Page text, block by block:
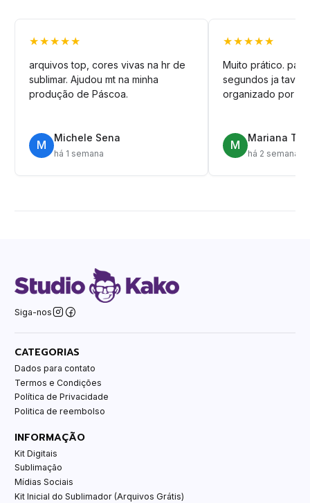
★★★★★
arquivos top, cores vivas na hr de
sublimar. Ajudou mt na minha
produção de Páscoa.
M
Michele Sena
há 1 semana
★★★★★
Muito prático.
segundos ja tava
organizado por
M
Mariana T.
há 2 semanas
Siga-nos
CATEGORIAS
Dados para contato
Termos e Condições
Política de Privacidade
Politica de reembolso
INFORMAÇÃO
Kit Digitais
Sublimação
Mídias Sociais
Kit Inicial do Sublimador (Arquivos Grátis)